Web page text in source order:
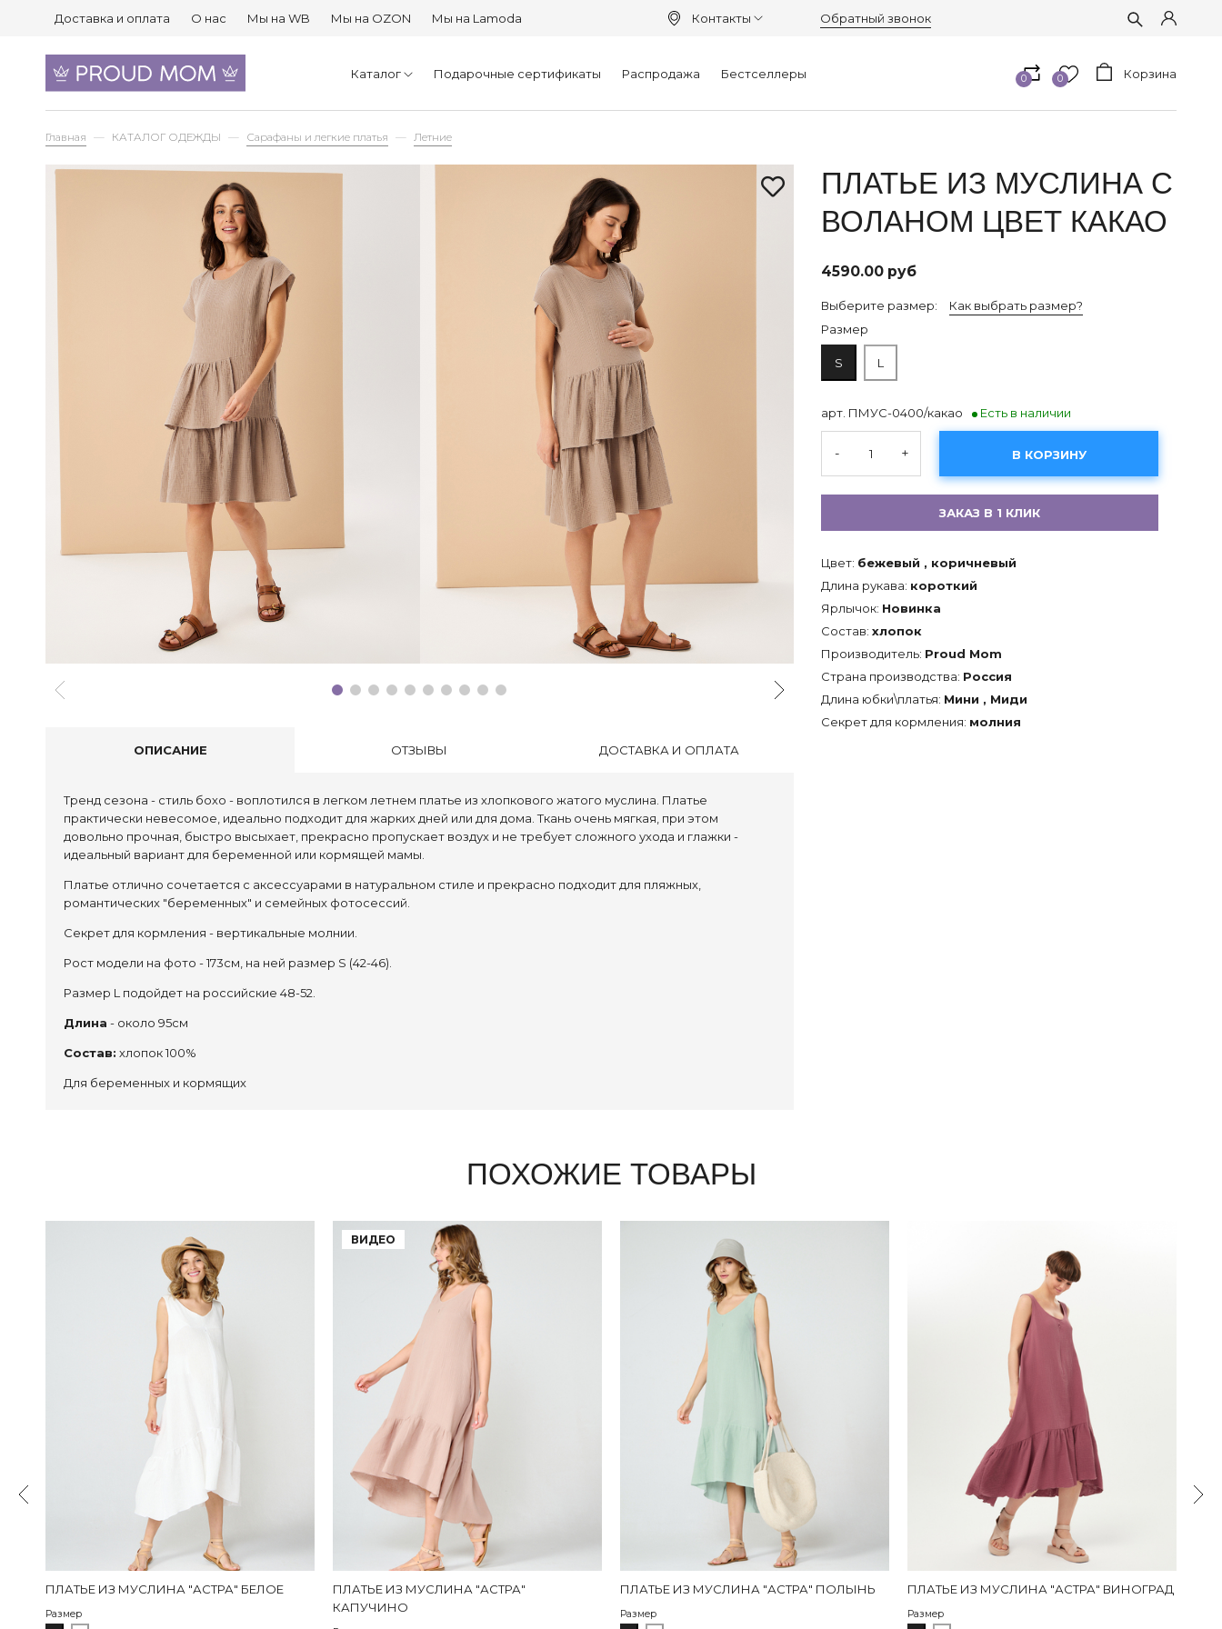
Доставка и оплата О нас Мы на WB Мы на OZON Мы на Lamoda Контакты Обратный звонок
Каталог Подарочные сертификаты Распродажа Бестселлеры 0 0 Корзина
Главная КАТАЛОГ ОДЕЖДЫ Сарафаны и легкие платья Летние
ОПИСАНИЕ ОТЗЫВЫ ДОСТАВКА И ОПЛАТА
Тренд сезона - стиль бохо - воплотился в легком летнем платье из хлопкового жатого муслина. Платье
практически невесомое, идеально подходит для жарких дней или для дома. Ткань очень мягкая, при этом
довольно прочная, быстро высыхает, прекрасно пропускает воздух и не требует сложного ухода и глажки -
идеальный вариант для беременной или кормящей мамы.
Платье отлично сочетается с аксессуарами в натуральном стиле и прекрасно подходит для пляжных,
романтических "беременных" и семейных фотосессий.
Секрет для кормления - вертикальные молнии.
Рост модели на фото - 173см, на ней размер S (42-46).
Размер L подойдет на российские 48-52.
Длина - около 95см
Состав: хлопок 100%
Для беременных и кормящих
ПЛАТЬЕ ИЗ МУСЛИНА С
ВОЛАНОМ ЦВЕТ КАКАО
4590.00 руб
Выберите размер:
Как выбрать размер?
Размер
S L
арт. ПМУС-0400/какао Есть в наличии
- + В КОРЗИНУ
ЗАКАЗ В 1 КЛИК
Цвет: бежевый , коричневый
Длина рукава: короткий
Ярлычок: Новинка
Состав: хлопок
Производитель: Proud Mom
Страна производства: Россия
Длина юбки\платья: Мини , Миди
Секрет для кормления: молния
ПОХОЖИЕ ТОВАРЫ
ПЛАТЬЕ ИЗ МУСЛИНА "АСТРА" БЕЛОЕ
Размер
ВИДЕО
ПЛАТЬЕ ИЗ МУСЛИНА "АСТРА"
КАПУЧИНО
ПЛАТЬЕ ИЗ МУСЛИНА "АСТРА" ПОЛЫНЬ
Размер
ПЛАТЬЕ ИЗ МУСЛИНА "АСТРА" ВИНОГРАД
Размер